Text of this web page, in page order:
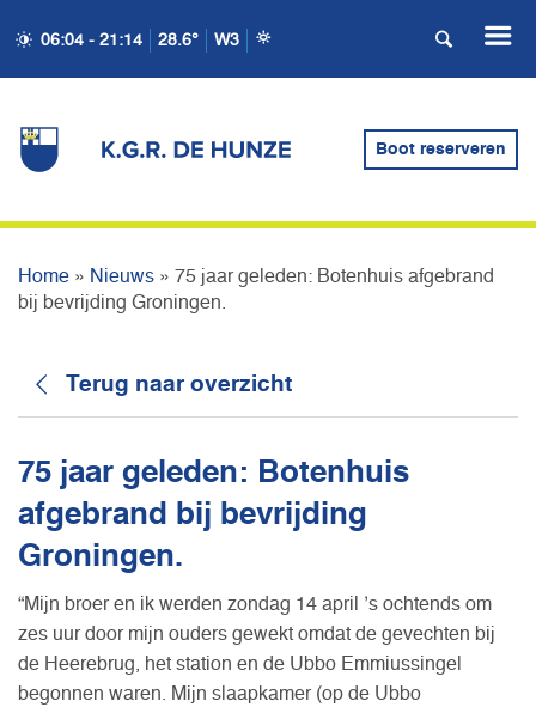
06:04 - 21:14 28.6° W3
Boot reserveren
75 JAAR GELEDEN:
BIJ BEVRIJDING
Home » Nieuws » 75 jaar geleden: Botenhuis afgebrand
bij bevrijding Groningen.
Terug naar overzicht
75 jaar geleden: Botenhuis
afgebrand bij bevrijding
Groningen.
“Mijn broer en ik werden zondag 14 april ’s ochtends om
zes uur door mijn ouders gewekt omdat de gevechten bij
de Heerebrug, het station en de Ubbo Emmiussingel
begonnen waren. Mijn slaapkamer (op de Ubbo